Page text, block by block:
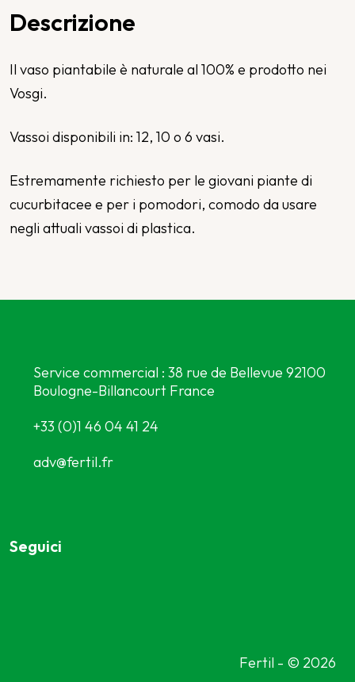
Descrizione
Il vaso piantabile è naturale al 100% e prodotto nei
Vosgi.
Vassoi disponibili in: 12, 10 o 6 vasi.
Estremamente richiesto per le giovani piante di
cucurbitacee e per i pomodori, comodo da usare
negli attuali vassoi di plastica.
Service commercial : 38 rue de Bellevue 92100
Boulogne-Billancourt France
+33 (0)1 46 04 41 24
adv@fertil.fr
Seguici
Fertil - © 2026